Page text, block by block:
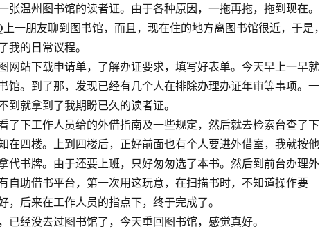
温州图书馆的读者证。由于各种原因，一拖再拖，拖到现在。
朋友聊到图书馆，而且，现在住的地方离图书馆很近，于是，
我的日常议程。
站下载申请单，了解办证要求，填写好表单。今天早上一早就
馆。到了那，发现已经有几个人在排除办理办证年审等事项。一
到就拿到了我期盼已久的读者证。
下工作人员给的外借指南及一些规定，然后就去检索台查了下
在四楼。上到四楼后，正好前面也有个人要进外借室，我就按他
代书牌。由于还要上班，只好匆匆选了本书。然后到前台办理外
自助借书平台，第一次用这玩意，在扫描书时，不知道操作要
，后来在工作人员的指点下，终于完成了。
经没去过图书馆了，今天重回图书馆，感觉真好。